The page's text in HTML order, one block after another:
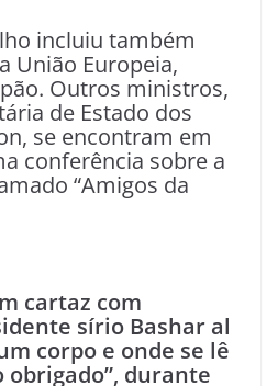
incluiu também
União Europeia,
Outros ministros,
de Estado dos
se encontram em
conferência sobre a
“Amigos da
cartaz com
sírio Bashar al
corpo e onde se lê
obrigado”, durante